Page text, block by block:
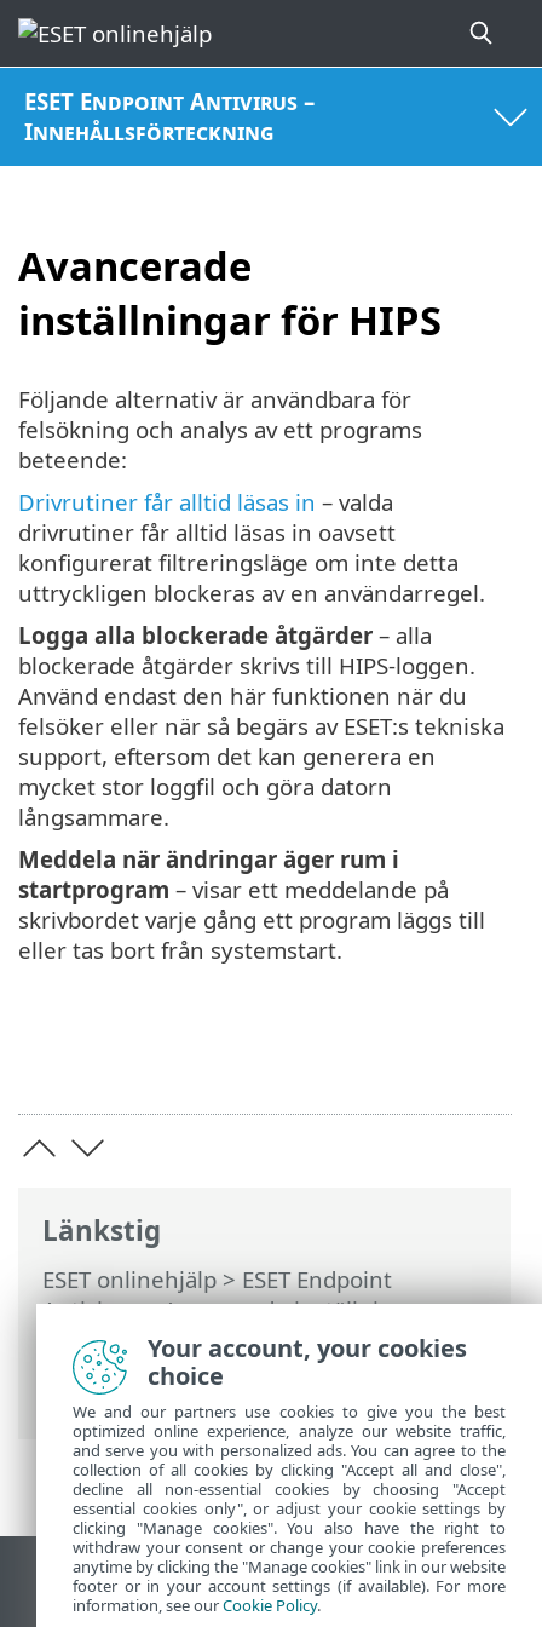
ESET Endpoint Antivirus –
Innehållsförteckning
Avancerade
inställningar för HIPS
Länkstig
ESET onlinehjälp>ESET Endpoint
Antivirus>Avancerade inställningar>
Skydd>
HIPS – Host-based Intrusion
Prevention System
> Avancerade
inställningar för HIPS
Följande alternativ är användbara för
felsökning och analys av ett programs
beteende:
Drivrutiner får alltid läsas in – valda
drivrutiner får alltid läsas in oavsett
konfigurerat filtreringsläge om inte detta
uttryckligen blockeras av en användarregel.
Logga alla blockerade åtgärder – alla
blockerade åtgärder skrivs till HIPS-loggen.
Använd endast den här funktionen när du
felsöker eller när så begärs av ESET:s tekniska
support, eftersom det kan generera en
mycket stor loggfil och göra datorn
långsammare.
Meddela när ändringar äger rum i
startprogram – visar ett meddelande på
skrivbordet varje gång ett program läggs till
eller tas bort från systemstart.
Visa skrivbords-webbplats
End of Life
Your account, your cookies
choice
We and our partners use cookies to give you the best
optimized online experience, analyze our website traffic,
and serve you with personalized ads. You can agree to the
collection of all cookies by clicking "Accept all and close",
decline all non-essential cookies by choosing "Accept
essential cookies only", or adjust your cookie settings by
clicking "Manage cookies". You also have the right to
withdraw your consent or change your cookie preferences
anytime by clicking the "Manage cookies" link in our website
footer or in your account settings (if available). For more
information, see ourCookie Policy.